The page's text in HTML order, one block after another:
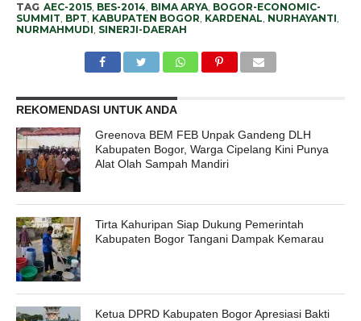
TAG AEC-2015, BES-2014, BIMA ARYA, BOGOR-ECONOMIC-
SUMMIT, BPT, KABUPATEN BOGOR, KARDENAL, NURHAYANTI,
NURMAHMUDI, SINERJI-DAERAH
REKOMENDASI UNTUK ANDA
Greenova BEM FEB Unpak Gandeng DLH
Kabupaten Bogor, Warga Cipelang Kini Punya
Alat Olah Sampah Mandiri
Tirta Kahuripan Siap Dukung Pemerintah
Kabupaten Bogor Tangani Dampak Kemarau
Ketua DPRD Kabupaten Bogor Apresiasi Bakti